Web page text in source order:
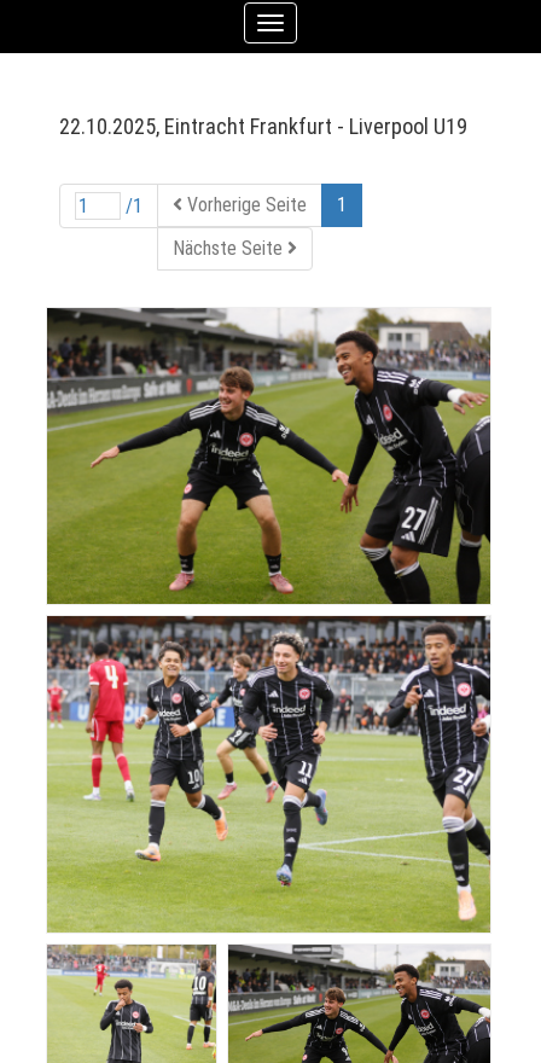
Toggle
navigation
22.10.2025, Eintracht Frankfurt - Liverpool U19
/1 Vorherige Seite
1
Nächste Seite